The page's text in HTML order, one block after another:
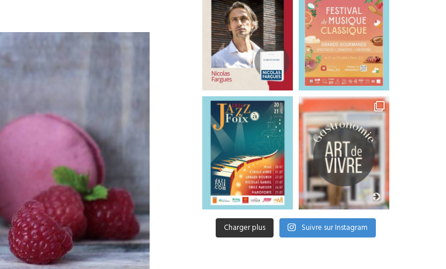
Charger plus Suivre sur Instagram